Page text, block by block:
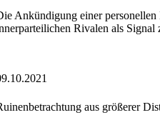
Ankündigung einer
Rivalen als Signal
aus größerer